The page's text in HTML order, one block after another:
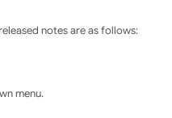
notes are as follows:
menu.